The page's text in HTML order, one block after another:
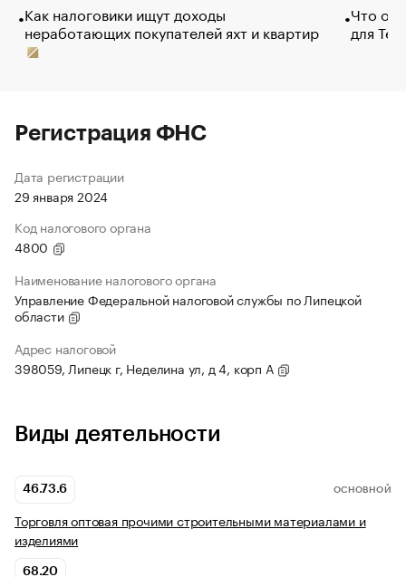
Как налоговики ищут доходы
неработающих покупателей яхт и квартир
Что
для
Регистрация ФНС
Дата регистрации
29 января 2024
Код налогового органа
4800
Наименование налогового органа
Управление Федеральной налоговой службы по Липецкой
области
Адрес налоговой
398059, Липецк г, Неделина ул, д 4, корп А
Виды деятельности
46.73.6 ОСНОВНОЙ
Торговля оптовая прочими строительными материалами и
изделиями
68.20